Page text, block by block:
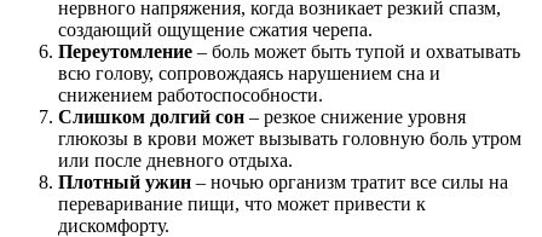
нервного напряжения, когда возникает резкий спазм,
создающий ощущение сжатия черепа.
Переутомление – боль может быть тупой и охватывать
всю голову, сопровождаясь нарушением сна и
снижением работоспособности.
Слишком долгий сон – резкое снижение уровня
глюкозы в крови может вызывать головную боль утром
или после дневного отдыха.
Плотный ужин – ночью организм тратит все силы на
переваривание пищи, что может привести к
дискомфорту.